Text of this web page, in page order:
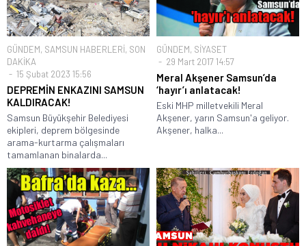
GÜNDEM, SAMSUN HABERLERİ, SON
DAKİKA
15 Şubat 2023 15:56
DEPREMİN ENKAZINI SAMSUN
KALDIRACAK!
Samsun Büyükşehir Belediyesi
ekipleri, deprem bölgesinde
arama-kurtarma çalışmaları
tamamlanan binalarda...
GÜNDEM, SİYASET
29 Mart 2017 14:57
Meral Akşener Samsun’da
‘hayır’ı anlatacak!
Eski MHP milletvekili Meral
Akşener, yarın Samsun'a geliyor.
Akşener, halka...